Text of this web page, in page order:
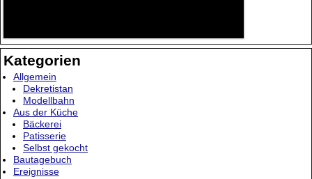
Kategorien
Allgemein
Dekretistan
Modellbahn
Aus der Küche
Bäckerei
Patisserie
Selbst gekocht
Bautagebuch
Ereignisse